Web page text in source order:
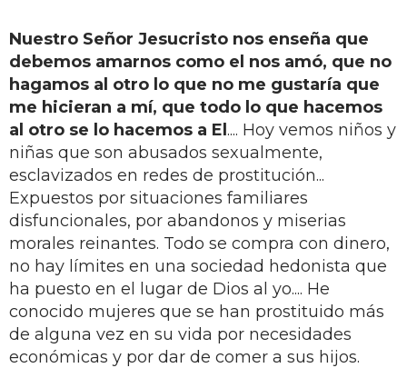
Nuestro Señor Jesucristo nos enseña que
debemos amarnos como el nos amó, que no
hagamos al otro lo que no me gustaría que
me hicieran a mí, que todo lo que hacemos
al otro se lo hacemos a El .... Hoy vemos niños y
niñas que son abusados sexualmente,
esclavizados en redes de prostitución...
Expuestos por situaciones familiares
disfuncionales, por abandonos y miserias
morales reinantes. Todo se compra con dinero,
no hay límites en una sociedad hedonista que
ha puesto en el lugar de Dios al yo.... He
conocido mujeres que se han prostituido más
de alguna vez en su vida por necesidades
económicas y por dar de comer a sus hijos.